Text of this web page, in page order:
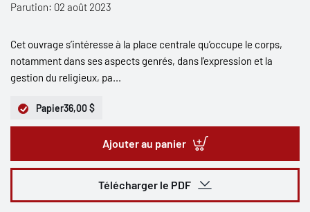
Parution: 02 août 2023
Cet ouvrage s’intéresse à la place centrale qu’occupe le corps,
notamment dans ses aspects genrés, dans l’expression et la
gestion du religieux, pa...
Papier36,00 $
Ajouter au panier
Télécharger le PDF